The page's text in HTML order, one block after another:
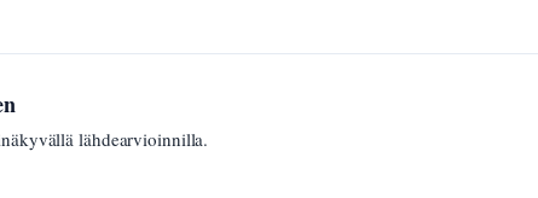
lähdearvioinnilla.